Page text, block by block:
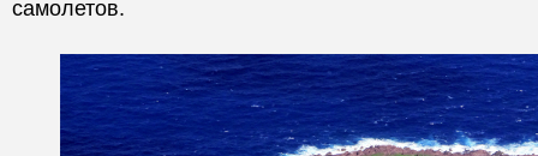
самолетов.